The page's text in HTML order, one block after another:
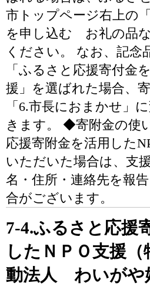
市トップページ右上の
を申し込む お礼の品
ください。 なお、記念
「ふるさと応援寄付金
援」を選ばれた場合、
「6.市長におまかせ」
きます。 ◆寄附金の使
応援寄附金を活用した
いただいた場合は、支
名・住所・連絡先を報
合がございます。
7-4.ふるさと応援
したＮＰＯ支援
動法人 わいがや